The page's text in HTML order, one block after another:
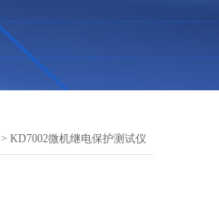
> KD7002微机继电保护测试仪